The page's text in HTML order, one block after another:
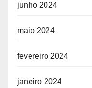
junho 2024
maio 2024
fevereiro 2024
janeiro 2024